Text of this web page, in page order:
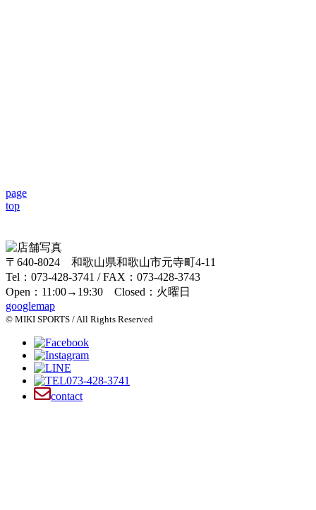
page
top
〒640-8024 和歌山県和歌山市元寺町4-11
Tel：073-428-3741 / FAX：073-428-3743
Open：11:00→19:30 Closed：火曜日
googlemap
© MIKI SPORTS / All Rights Reserved
073-428-3741
contact